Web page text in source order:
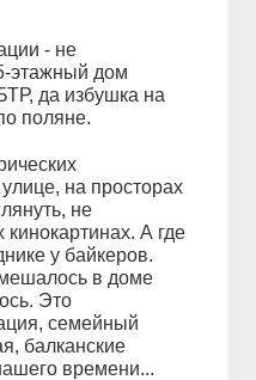
- не
этажный дом
да избушка на
поляне.
на просторах
не
А где
у байкеров.
в доме
Это
семейный
балканские
времени...